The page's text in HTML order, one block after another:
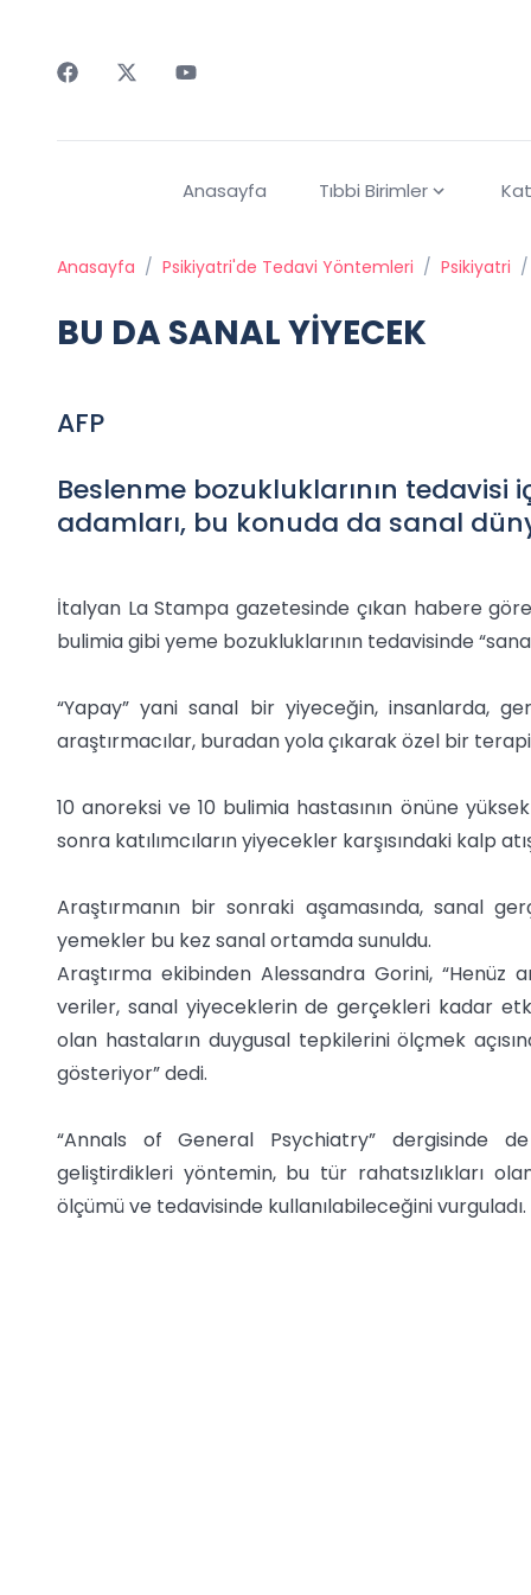
Anasayfa Tıbbi Birimler
Anasayfa / Psikiyatri'de Tedavi Yöntemleri / Psikiyatri /
BU DA SANAL YİYECEK
AFP
Beslenme bozukluklarının
adamları, bu konuda da sanal
İtalyan La Stampa gazetesinde çıkan habere
bulimia gibi yeme bozukluklarının tedavisinde
“Yapay” yani sanal bir yiyeceğin, insanlarda,
araştırmacılar, buradan yola çıkarak özel bir
10 anoreksi ve 10 bulimia hastasının önüne
sonra katılımcıların yiyecekler karşısındaki kalp
Araştırmanın bir sonraki aşamasında, sanal
yemekler bu kez sanal ortamda sunuldu.
Araştırma ekibinden Alessandra Gorini, “Henüz
veriler, sanal yiyeceklerin de gerçekleri kadar
olan hastaların duygusal tepkilerini ölçmek
gösteriyor” dedi.
“Annals of General Psychiatry” dergisinde
geliştirdikleri yöntemin, bu tür rahatsızlıkları
ölçümü ve tedavisinde kullanılabileceğini vurguladı.